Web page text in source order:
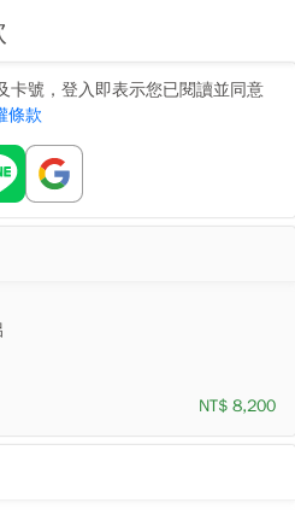
卡號，登入即表示您已閱讀並同意
條款
NT$ 8,200